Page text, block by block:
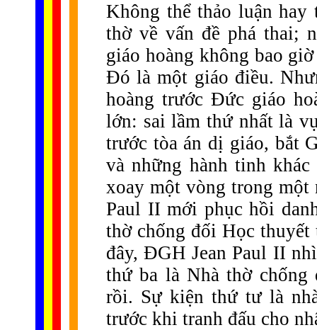
Không thể thảo luận
thờ về vấn đề phá thai;
giáo hoàng không bao
Đó là một giáo điều.
hoàng trước Đức giáo
lớn: sai lầm thứ nhất là
trước tòa án dị giáo, bắt
và những hành tinh
xoay một vòng trong một
Paul II mới phục hồi
thờ chống đối Học thuyết
đây, ĐGH Jean Paul II
thứ ba là Nhà thờ chống
rồi. Sự kiện thứ tư là
trước khi tranh đấu cho